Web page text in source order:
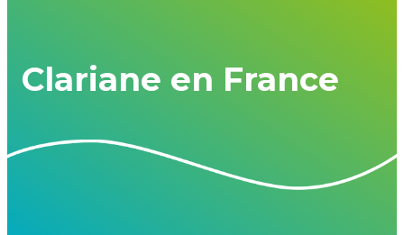
Clariane en France